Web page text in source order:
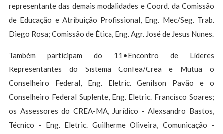
representante das demais modalidades e Coord. da Comissão
de Educação e Atribuição Profissional, Eng. Mec/Seg. Trab.
Diego Rosa; Comissão de Ética, Eng. Agr. José de Jesus Nunes.
Também participam do 11•Encontro de Líderes
Representantes do Sistema Confea/Crea e Mútua o
Conselheiro Federal, Eng. Eletric. Genilson Pavão e o
Conselheiro Federal Suplente, Eng. Eletric. Francisco Soares;
os Assessores do CREA-MA, Jurídico - Alexsandro Bastos,
Técnico - Eng. Eletric. Guilherme Oliveira, Comunicação -